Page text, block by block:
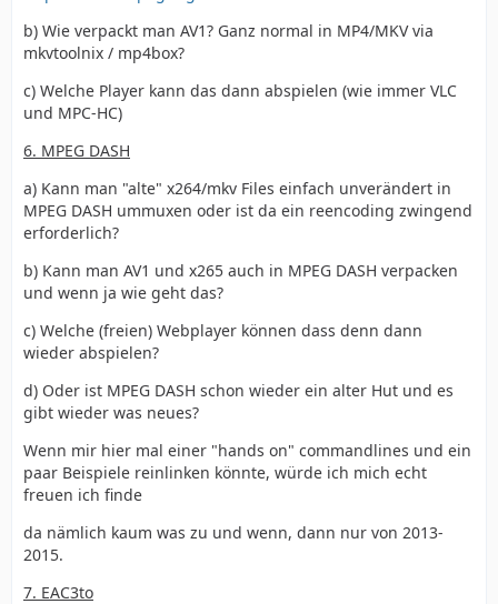
b) Wie verpackt man AV1? Ganz normal in MP4/MKV via
mkvtoolnix / mp4box?
c) Welche Player kann das dann abspielen (wie immer VLC
und MPC-HC)
6. MPEG DASH
a) Kann man "alte" x264/mkv Files einfach unverändert in
MPEG DASH ummuxen oder ist da ein reencoding zwingend
erforderlich?
b) Kann man AV1 und x265 auch in MPEG DASH verpacken
und wenn ja wie geht das?
c) Welche (freien) Webplayer können dass denn dann
wieder abspielen?
d) Oder ist MPEG DASH schon wieder ein alter Hut und es
gibt wieder was neues?
Wenn mir hier mal einer "hands on" commandlines und ein
paar Beispiele reinlinken könnte, würde ich mich echt
freuen ich finde
da nämlich kaum was zu und wenn, dann nur von 2013-
2015.
7. EAC3to